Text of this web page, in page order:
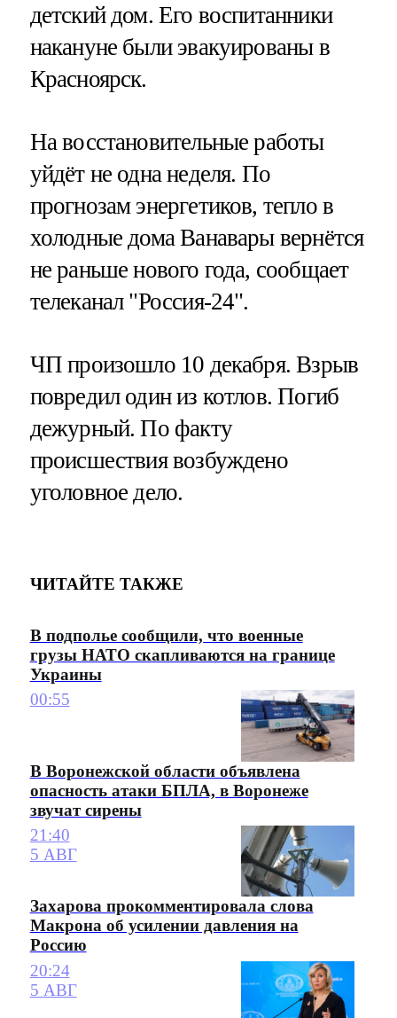
детский дом. Его воспитанники
накануне были эвакуированы в
Красноярск.
На восстановительные работы
уйдёт не одна неделя. По
прогнозам энергетиков, тепло в
холодные дома Ванавары вернётся
не раньше нового года, сообщает
телеканал "Россия-24".
ЧП произошло 10 декабря. Взрыв
повредил один из котлов. Погиб
дежурный. По факту
происшествия возбуждено
уголовное дело.
ЧИТАЙТЕ ТАКЖЕ
В подполье сообщили, что военные
грузы НАТО скапливаются на границе
Украины
00:55
В Воронежской области объявлена
опасность атаки БПЛА, в Воронеже
звучат сирены
21:40
5 АВГ
Захарова прокомментировала слова
Макрона об усилении давления на
Россию
20:24
5 АВГ